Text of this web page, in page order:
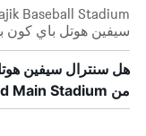
سيفين هوتل باي كون
هل سنترال سيفين
من Busan Asiad Main Stadium؟